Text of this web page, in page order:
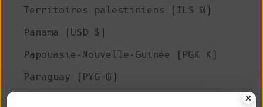
Territoires palestiniens (ILS ₪)
Panama (USD $)
Papouasie-Nouvelle-Guinée (PGK K)
Paraguay (PYG ₲)